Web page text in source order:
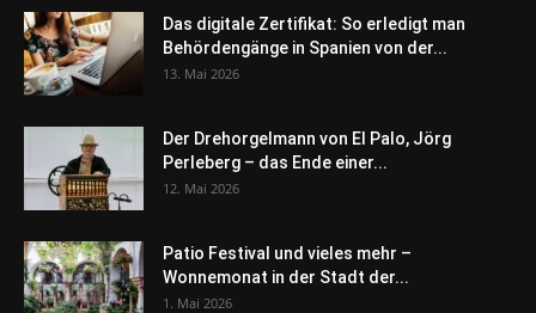
Das digitale Zertifikat: So erledigt man
Behördengänge in Spanien von der...
13. Mai 2026
Der Drehorgelmann von El Palo, Jörg
Perleberg – das Ende einer...
12. Mai 2026
Patio Festival und vieles mehr –
Wonnemonat in der Stadt der...
1. Mai 2026